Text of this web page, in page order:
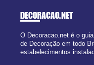
DECORACAO.NET
O Decoracao.net é o
de Decoração em todo
estabelecimentos